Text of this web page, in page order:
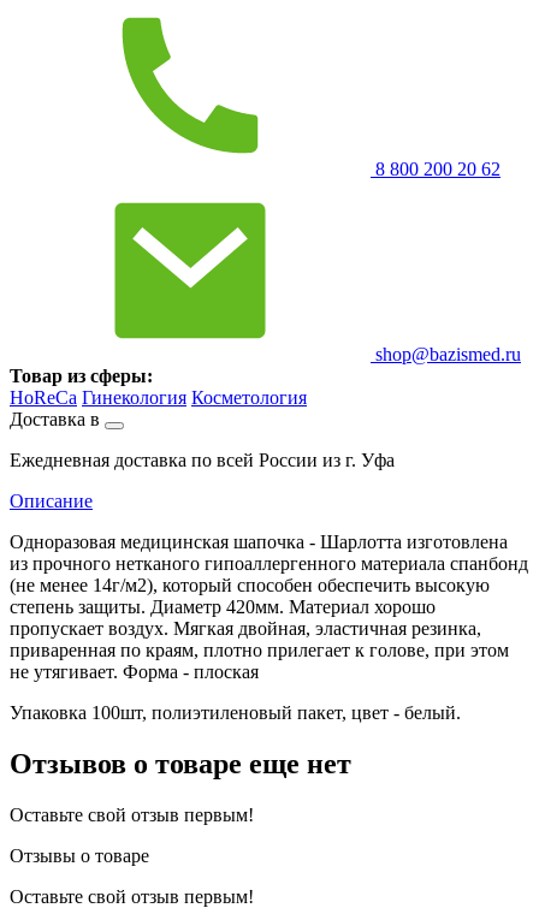
8 800 200 20 62
shop@bazismed.ru
Товар из сферы:
HoReCa Гинекология Косметология
Доставка в
Ежедневная доставка по всей России из г. Уфа
Описание
Одноразовая медицинская шапочка - Шарлотта изготовлена
из прочного нетканого гипоаллергенного материала спанбонд
(не менее 14г/м2), который способен обеспечить высокую
степень защиты. Диаметр 420мм. Материал хорошо
пропускает воздух. Мягкая двойная, эластичная резинка,
приваренная по краям, плотно прилегает к голове, при этом
не утягивает. Форма - плоская
Упаковка 100шт, полиэтиленовый пакет, цвет - белый.
Отзывов о товаре еще нет
Оставьте свой отзыв первым!
Отзывы о товаре
Оставьте свой отзыв первым!